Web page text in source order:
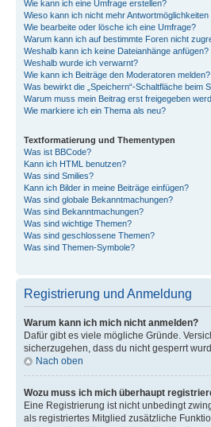
Wie kann ich eine Umfrage erstellen?
Wieso kann ich nicht mehr Antwortmöglichkeiten
Wie bearbeite oder lösche ich eine Umfrage?
Warum kann ich auf bestimmte Foren nicht
Weshalb kann ich keine Dateianhänge anfügen?
Weshalb wurde ich verwarnt?
Wie kann ich Beiträge den Moderatoren melden?
Was bewirkt die „Speichern“-Schaltfläche beim
Warum muss mein Beitrag erst freigegeben
Wie markiere ich ein Thema als neu?
Textformatierung und Thementypen
Was ist BBCode?
Kann ich HTML benutzen?
Was sind Smilies?
Kann ich Bilder in meine Beiträge einfügen?
Was sind globale Bekanntmachungen?
Was sind Bekanntmachungen?
Was sind wichtige Themen?
Was sind geschlossene Themen?
Was sind Themen-Symbole?
Registrierung und Anmeldung
Warum kann ich mich nicht anmelden?
Dafür gibt es viele mögliche Gründe.
sicherzugehen, dass du nicht gesperrt
Nach oben
Wozu muss ich mich überhaupt
Eine Registrierung ist nicht unbedingt
als registriertes Mitglied zusätzliche